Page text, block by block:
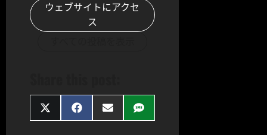
ウェブサイトにアクセ
ス
Share
on
Share
on
Share
on
Share
on